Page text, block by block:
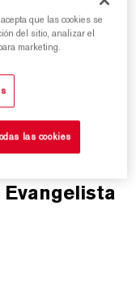
que las cookies se
del sitio, analizar el
marketing.
las cookies